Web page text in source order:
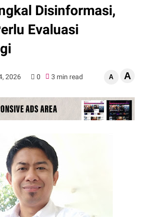
Disinformasi,
Evaluasi
2026 0 3 min read A A